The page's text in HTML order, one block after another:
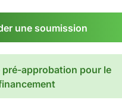
une soumission
pré-approbation pour le